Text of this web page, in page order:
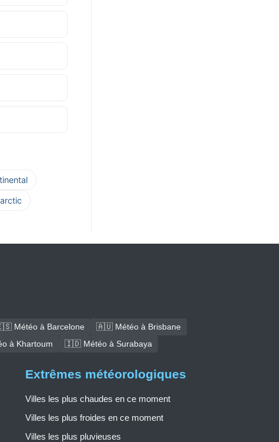
Météo à Barcelone
🇦🇺 Météo à Brisbane
à Khartoum 🇮🇩 Météo à Surabaya
Extrêmes météorologiques
Villes les plus chaudes en ce moment
Villes les plus froides en ce moment
Villes les plus pluvieuses